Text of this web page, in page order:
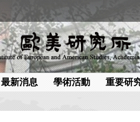
最新消息 學術活動 重要研